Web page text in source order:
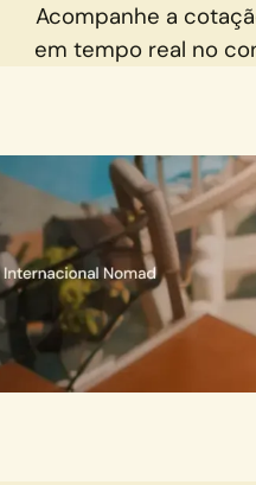
Acompanhe a
em tempo real no